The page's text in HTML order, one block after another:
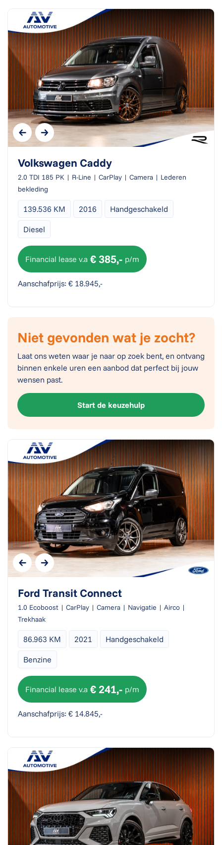
Volkswagen Caddy
2.0 TDI 185 PK | R-Line | CarPlay | Camera | Lederen
bekleding
139.536 KM 2016 Handgeschakeld
Diesel
Financial lease v.a € 385,- p/m
Aanschafprijs: € 18.945,-
Niet gevonden wat je zocht?
Laat ons weten waar je naar op zoek bent, en ontvang
binnen enkele uren een aanbod dat perfect bij jouw
wensen past.
Start de keuzehulp
Ford Transit Connect
1.0 Ecoboost | CarPlay | Camera | Navigatie | Airco |
Trekhaak
86.963 KM 2021 Handgeschakeld
Benzine
Financial lease v.a € 241,- p/m
Aanschafprijs: € 14.845,-